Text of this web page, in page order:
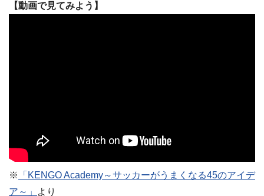
【動画で見てみよう】
※
「KENGO Academy～サッカーがうまくなる45のアイデ
ア～」
より